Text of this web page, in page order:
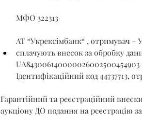
МФО 322313
АТ “Укрексімбанк“ , отримувач –
сплачують внесок за обробку
Ідентифікаційний код 44737713,
Гарантійний та реєстраційний
аукціону ДО подання на реєстрацію